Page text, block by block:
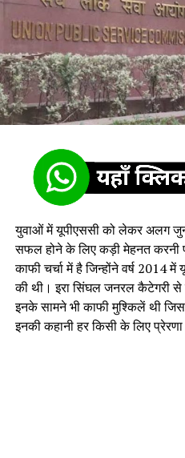
युवाओं में यूपीएससी को लेकर अलग
सफल होने के लिए कड़ी मेहनत करनी
काफी चर्चा में है जिन्होंने वर्ष 2014
की थी। इरा सिंघल जनरल कैटेगरी
इनके सामने भी काफी मुश्किलें थी
इनकी कहानी हर किसी के लिए